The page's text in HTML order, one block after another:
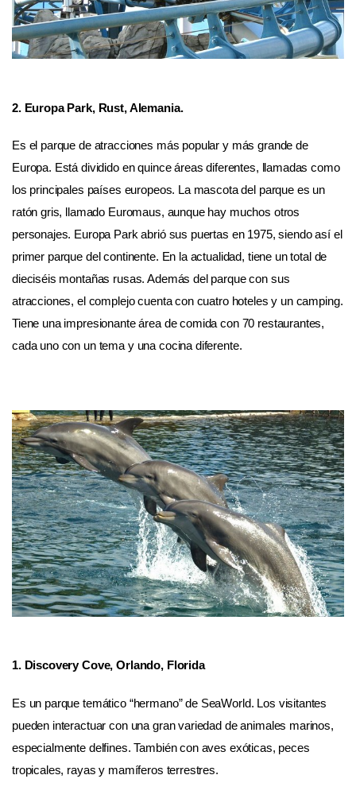
2. Europa Park, Rust, Alemania.
Es el parque de atracciones más popular y más grande de
Europa. Está dividido en quince áreas diferentes, llamadas como
los principales países europeos. La mascota del parque es un
ratón gris, llamado Euromaus, aunque hay muchos otros
personajes. Europa Park abrió sus puertas en 1975, siendo así el
primer parque del continente. En la actualidad, tiene un total de
dieciséis montañas rusas. Además del parque con sus
atracciones, el complejo cuenta con cuatro hoteles y un camping.
Tiene una impresionante área de comida con 70 restaurantes,
cada uno con un tema y una cocina diferente.
1. Discovery Cove, Orlando, Florida
Es un parque temático “hermano” de SeaWorld. Los visitantes
pueden interactuar con una gran variedad de animales marinos,
especialmente delfines. También con aves exóticas, peces
tropicales, rayas y mamíferos terrestres.